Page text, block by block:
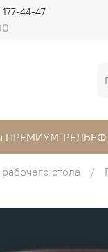
44-47
ПРЕМИУМ-РЕЛЬЕФ
стола